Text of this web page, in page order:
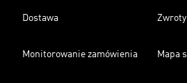
Dostawa
Monitorowanie zamówienia Mapa